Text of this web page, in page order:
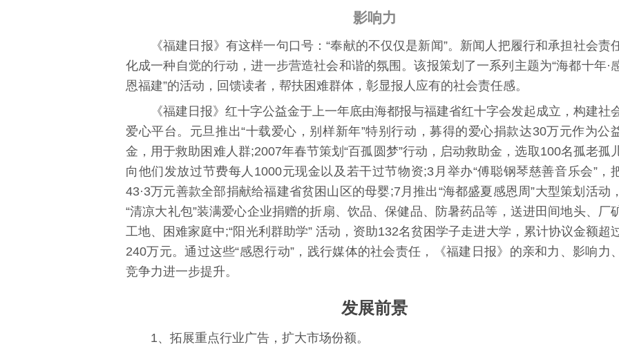
影响力
《福建日报》有这样一句口号：“奉献的不仅仅是新闻”。新闻人把履行和承担社会责
化成一种自觉的行动，进一步营造社会和谐的氛围。该报策划了一系列主题为“海都十年·
恩福建”的活动，回馈读者，帮扶困难群体，彰显报人应有的社会责任感。
《福建日报》红十字公益金于上一年底由海都报与福建省红十字会发起成立，构建社
爱心平台。元旦推出“十载爱心，别样新年”特别行动，募得的爱心捐款达30万元作为公
金，用于救助困难人群;2007年春节策划“百孤圆梦”行动，启动救助金，选取100名孤老孤
向他们发放过节费每人1000元现金以及若干过节物资;3月举办“傅聪钢琴慈善音乐会”，
43·3万元善款全部捐献给福建省贫困山区的母婴;7月推出“海都盛夏感恩周”大型策划活动
“清凉大礼包”装满爱心企业捐赠的折扇、饮品、保健品、防暑药品等，送进田间地头、厂
工地、困难家庭中;“阳光利群助学” 活动，资助132名贫困学子走进大学，累计协议金额超
240万元。通过这些“感恩行动”，践行媒体的社会责任，《福建日报》的亲和力、影响力
竞争力进一步提升。
发展前景
1、拓展重点行业广告，扩大市场份额。